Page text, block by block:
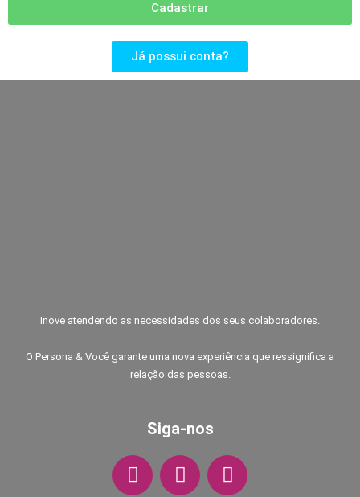
Cadastrar
Já possui conta?
Inove atendendo as necessidades dos seus colaboradores.
O Persona & Você garante uma nova experiência que ressignifica a
relação das pessoas.
Siga-nos
F
a
I
n
W
h